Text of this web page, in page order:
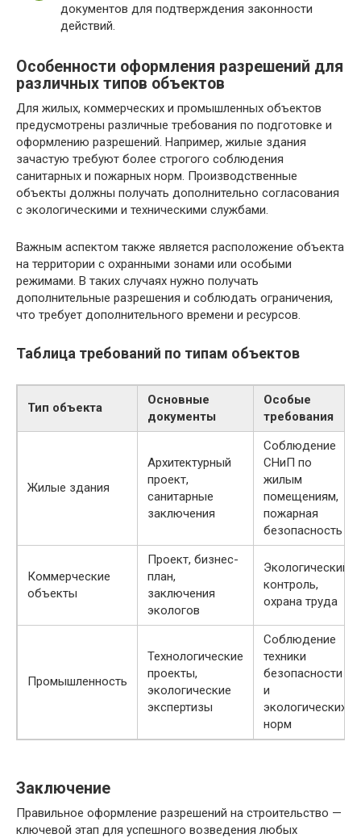
документов для подтверждения законности
действий.
Особенности оформления разрешений для
различных типов объектов
Для жилых, коммерческих и промышленных объектов
предусмотрены различные требования по подготовке и
оформлению разрешений. Например, жилые здания
зачастую требуют более строгого соблюдения
санитарных и пожарных норм. Производственные
объекты должны получать дополнительно согласования
с экологическими и техническими службами.
Важным аспектом также является расположение объекта
на территории с охранными зонами или особыми
режимами. В таких случаях нужно получать
дополнительные разрешения и соблюдать ограничения,
что требует дополнительного времени и ресурсов.
Таблица требований по типам объектов
Тип объекта
Основные
документы
Особые
требования
Жилые здания
Архитектурный
проект,
санитарные
заключения
Соблюдение
СНиП по
жилым
помещениям,
пожарная
безопасность
Коммерческие
объекты
Проект, бизнес-
план,
заключения
экологов
Экологический
контроль,
охрана труда
Промышленность
Технологические
проекты,
экологические
экспертизы
Соблюдение
техники
безопасности
и
экологических
норм
Заключение
Правильное оформление разрешений на строительство —
ключевой этап для успешного возведения любых